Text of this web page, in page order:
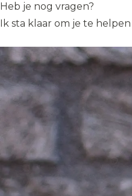
Heb je nog vragen?
Ik sta klaar om je te helpen